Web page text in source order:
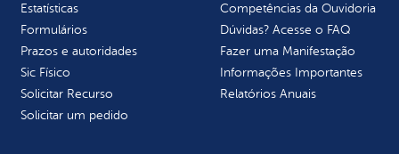
Estatísticas
Formulários
Prazos e autoridades
Sic Físico
Solicitar Recurso
Solicitar um pedido
Competências da Ouvidoria
Dúvidas? Acesse o FAQ
Fazer uma Manifestação
Informações Importantes
Relatórios Anuais